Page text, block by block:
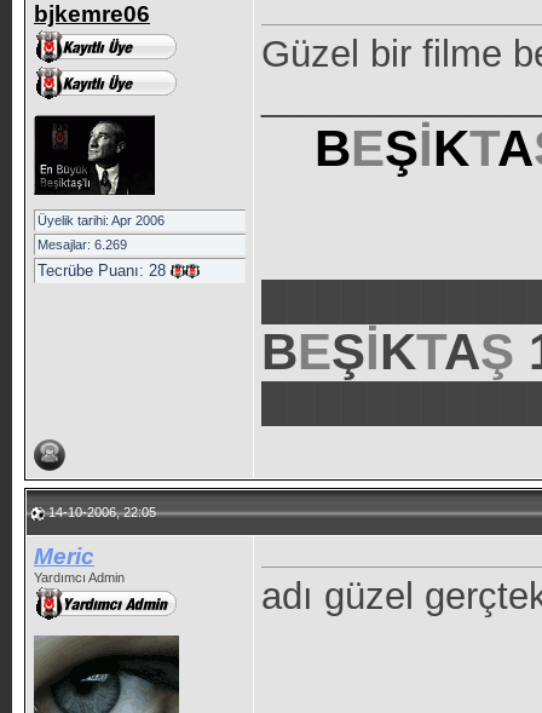
bjkemre06
Üyelik tarihi: Apr 2006
Mesajlar: 6.269
Tecrübe Puanı: 28
Güzel bir filme
BEŞİKTA
BEŞİKTAŞ
14-10-2006, 22:05
Meric
Yardımcı Admin adı güzel